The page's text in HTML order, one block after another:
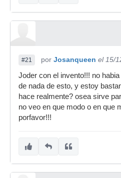
#21 por Josanqueen el 15/
Joder con el invento!!! no
de nada de esto, y estoy
hace realmente? osea sirve
no veo en que modo o en que
porfavor!!!